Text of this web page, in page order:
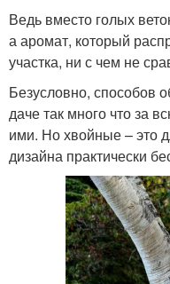
Ведь вместо голых
а аромат, который
участка, ни с чем не
Безусловно, способов
даче так много что за
ими. Но хвойные – это
дизайна практически